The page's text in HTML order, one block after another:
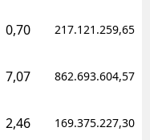
Yalova
0,70 217.121.259,65
7,07 862.693.604,57
2,46 169.375.227,30